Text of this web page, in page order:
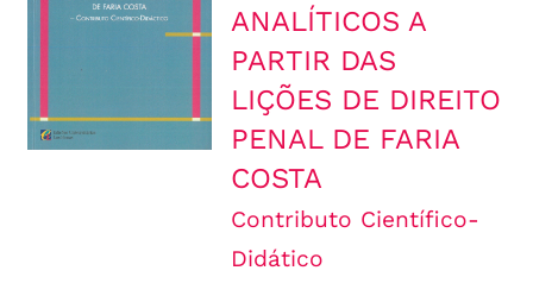
ANALÍTICOS A
PARTIR DAS
LIÇÕES DE DIREITO
PENAL DE FARIA
COSTA
Contributo Científico-
Didático